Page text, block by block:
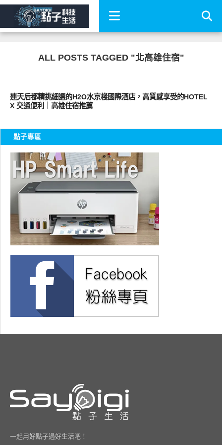
ALL POSTS TAGGED "北高雄住宿"
連天后都精挑細選的H2O水京棧國際酒店，高質感享受的HOTEL
X 交通便利｜高雄住宿推薦
點子專區
一起用好點子過好生活吧！